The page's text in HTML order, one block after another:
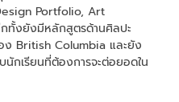
Portfolio, Art
ทั้งยังมีหลักสูตรด้านศิลปะ
British Columbia และยัง
กเรียนที่ต้องการจะต่อยอดใน